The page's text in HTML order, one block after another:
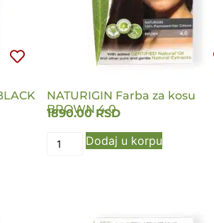
NATURIGIN Farba za kosu
BROWN 4.0
1890.00RSD
Dodaj u korpu